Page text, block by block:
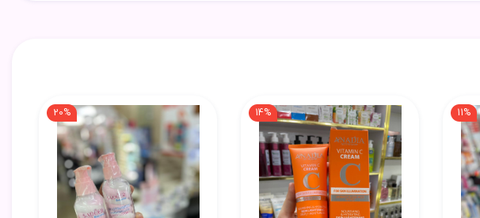
11%
14%
20%